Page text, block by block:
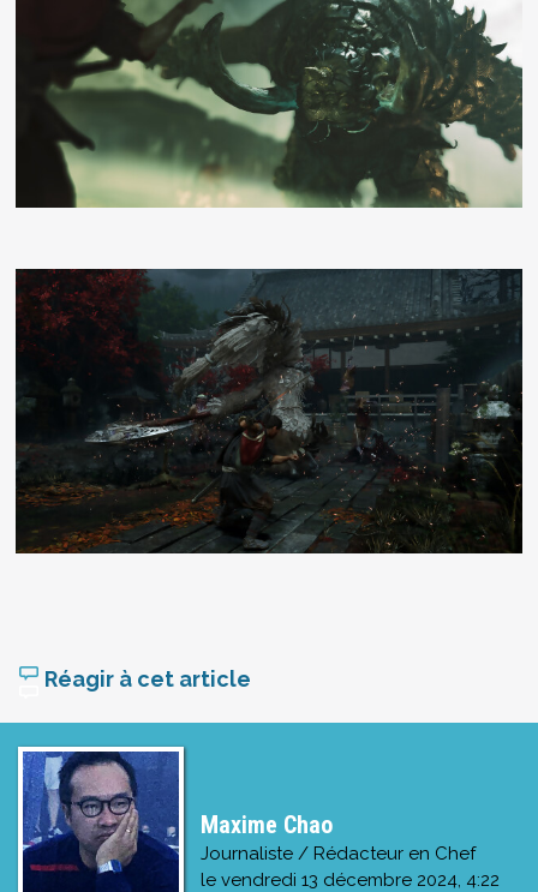
Réagir à cet article
Maxime Chao
Journaliste / Rédacteur en Chef
le vendredi 13 décembre 2024, 4:22